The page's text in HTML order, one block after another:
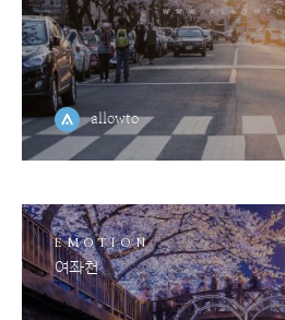
allowto
EMOTION
여좌천